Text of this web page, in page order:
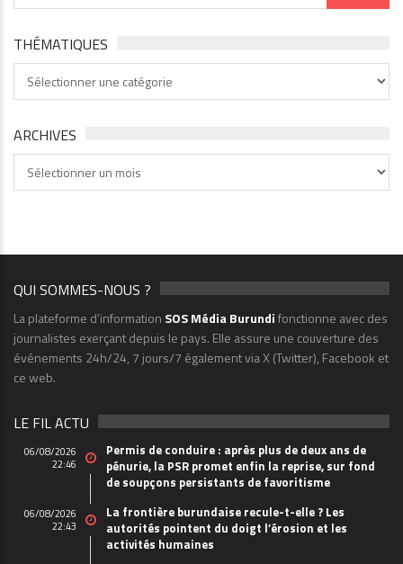
THÉMATIQUES
ARCHIVES
QUI SOMMES-NOUS ?
La plateforme d’information SOS Média Burundifonctionne avec des
journalistes exerçant depuis le pays. Elle assure une couverture des
événements 24h/24, 7 jours/7 également via X (Twitter), Facebook et
ce web.
LE FIL ACTU
06/08/2026
22:46
Permis de conduire : après plus de deux ans de
pénurie, la PSR promet enfin la reprise, sur fond
de soupçons persistants de favoritisme
06/08/2026
22:43
La frontière burundaise recule-t-elle ? Les
autorités pointent du doigt l’érosion et les
activités humaines